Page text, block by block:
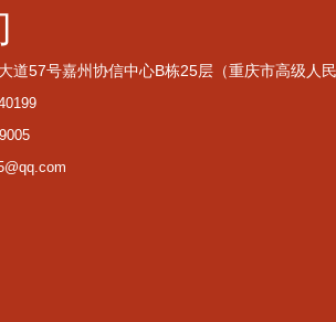
道57号嘉州协信中心B栋25层（重庆市高级人